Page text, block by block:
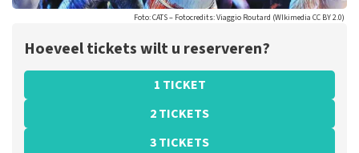
Foto: CATS – Fotocredits: Viaggio Routard (WIkimedia CC BY 2.0)
Hoeveel tickets wilt u reserveren?
1 TICKET
2 TICKETS
3 TICKETS